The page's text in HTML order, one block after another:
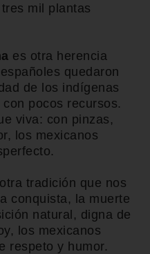
mil plantas
es otra herencia
quedaron
de los indígenas
pocos recursos.
viva: con pinzas,
los mexicanos
tradición que nos
conquista, la muerte
natural, digna de
los mexicanos
respeto y humor.